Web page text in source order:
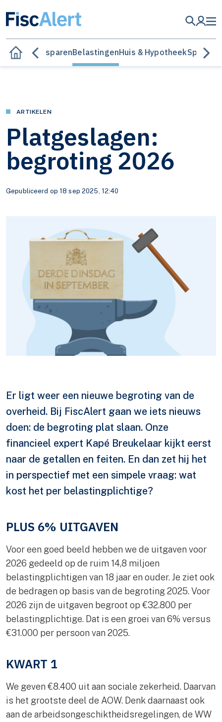
BesparenBelastingenHuis & HypotheekSparen
ARTIKELEN
Platgeslagen:
begroting 2026
Gepubliceerd op 18 sep 2025, 12:40
Er ligt weer een nieuwe begroting van de
overheid. Bij FiscAlert gaan we iets nieuws
doen: de begroting plat slaan. Onze
financieel expert Kapé Breukelaar kijkt eerst
naar de getallen en feiten. En dan zet hij het
in perspectief met een simpele vraag: wat
kost het per belastingplichtige?
PLUS 6% UITGAVEN
Voor een goed beeld hebben we de uitgaven voor
2026 gedeeld op de ruim 14,8 miljoen
belastingplichtigen van 18 jaar en ouder. Je ziet ook
de bedragen op basis van de begroting 2025. Voor
2026 zijn de uitgaven begroot op €32.800 per
belastingplichtige. Dat is een groei van 6% versus
€31.000 per persoon van 2025.
KWART 1
We geven €8.400 uit aan sociale zekerheid. Daarvan
is het grootste deel de AOW. Denk daarnaast ook
aan de arbeidsongeschiktheidsregelingen, de WW